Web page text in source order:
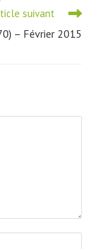
suivant
– Février 2015